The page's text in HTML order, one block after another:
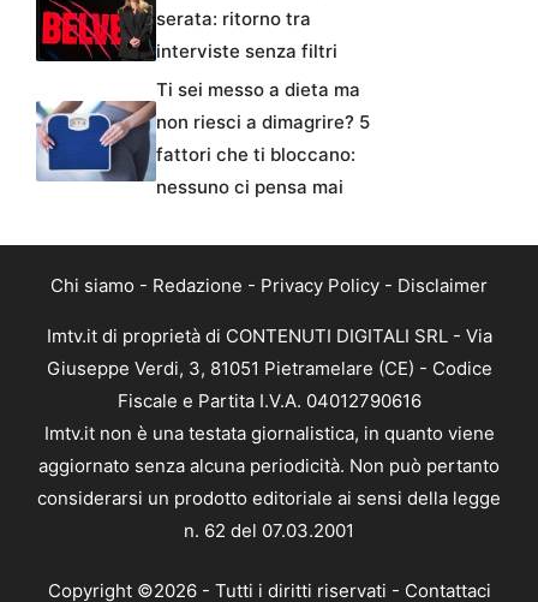
serata: ritorno tra
interviste senza filtri
Ti sei messo a dieta ma
non riesci a dimagrire? 5
fattori che ti bloccano:
nessuno ci pensa mai
Chi siamo - Redazione - Privacy Policy - Disclaimer
Imtv.it di proprietà di CONTENUTI DIGITALI SRL - Via
Giuseppe Verdi, 3, 81051 Pietramelare (CE) - Codice
Fiscale e Partita I.V.A. 04012790616
Imtv.it non è una testata giornalistica, in quanto viene
aggiornato senza alcuna periodicità. Non può pertanto
considerarsi un prodotto editoriale ai sensi della legge
n. 62 del 07.03.2001
Copyright ©2026 - Tutti i diritti riservati - Contattaci